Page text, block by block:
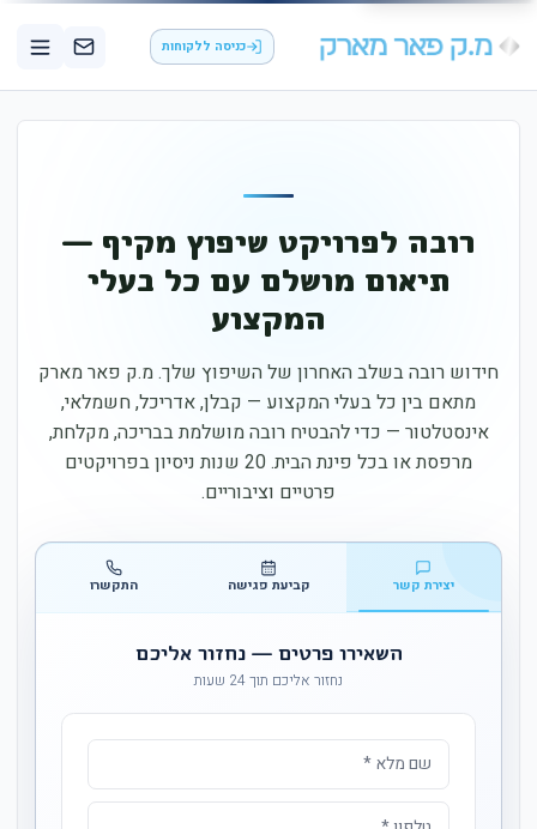
כניסה ללקוחות
רובה לפרויקט שיפוץ מקיף —
תיאום מושלם עם כל בעלי
המקצוע
חידוש רובה בשלב האחרון של השיפוץ שלך. מ.ק פאר מארק
מתאם בין כל בעלי המקצוע — קבלן, אדריכל, חשמלאי,
אינסטלטור — כדי להבטיח רובה מושלמת בבריכה, מקלחת,
מרפסת או בכל פינת הבית. 20 שנות ניסיון בפרויקטים
פרטיים וציבוריים.
יצירת קשר קביעת פגישה התקשרו
השאירו פרטים — נחזור אליכם
נחזור אליכם תוך 24 שעות